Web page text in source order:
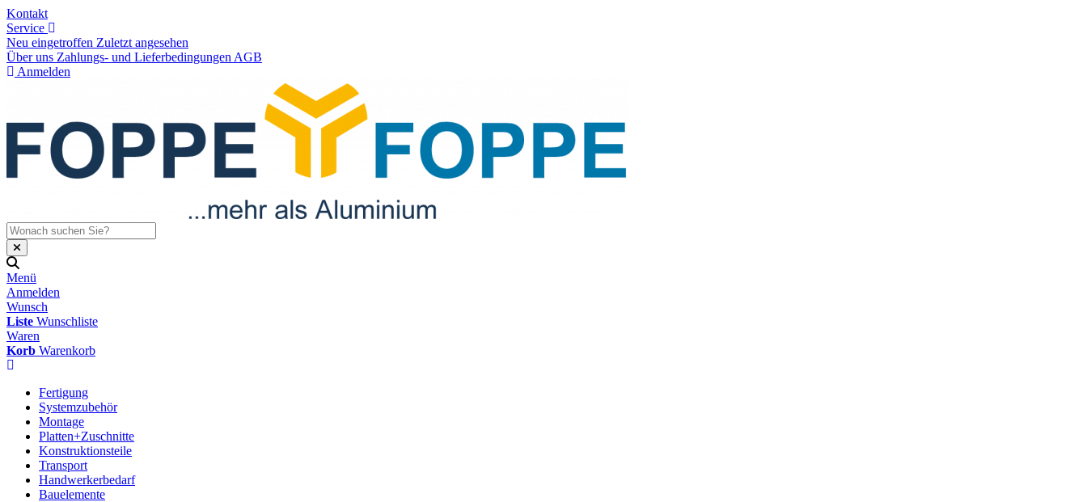
Kontakt
Service
Neu eingetroffen Zuletzt angesehen
Über uns Zahlungs- und Lieferbedingungen AGB
Anmelden
Menü
Anmelden
Wunsch
Liste Wunschliste
Waren
Korb Warenkorb
Fertigung
Systemzubehör
Montage
Platten+Zuschnitte
Konstruktionsteile
Transport
Handwerkerbedarf
Bauelemente